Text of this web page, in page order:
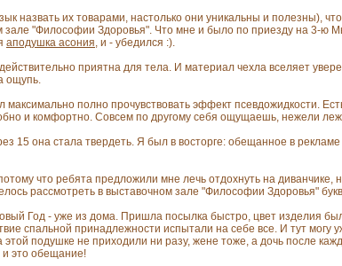
назвать их товарами, настолько они уникальны и полезны),
зале "Философии Здоровья". Что мне и было по приезду на 3-ю
аподушка асония, и - убедился :).
приятна для тела. И материал чехла вселяет
ощупь.
полно прочувствовать эффект псевдожидкости.
и комфортно. Совсем по другому себя ощущаешь, нежели
15 она стала твердеть. Я был в восторге: обещанное в рекламе
что ребята предложили мне лечь отдохнуть на диванчике,
рассмотреть в выставочном зале "Философии Здоровья"
Год - уже из дома. Пришла посылка быстро, цвет изделия
спальной принадлежности испытали на себе все. И тут могу
подушке не приходили ни разу, жене тоже, а дочь после
и это обещание!